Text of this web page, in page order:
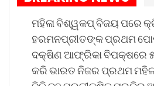
ମହିଳା ବିଶ୍ୱକପ୍ ବିଜୟ ପରେ
ହରମନପ୍ରୀତଙ୍କ ପ୍ରଥମ
ଦକ୍ଷିଣ ଆଫ୍ରିକା ବିପକ୍ଷରେ
କରି ଭାରତ ନିଜର ପ୍ରଥମ